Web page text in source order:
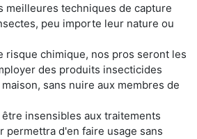
meilleures techniques de capture
peu importe leur nature ou
risque chimique, nos pros seront les
des produits insecticides
sans nuire aux membres de
insensibles aux traitements
permettra d'en faire usage sans